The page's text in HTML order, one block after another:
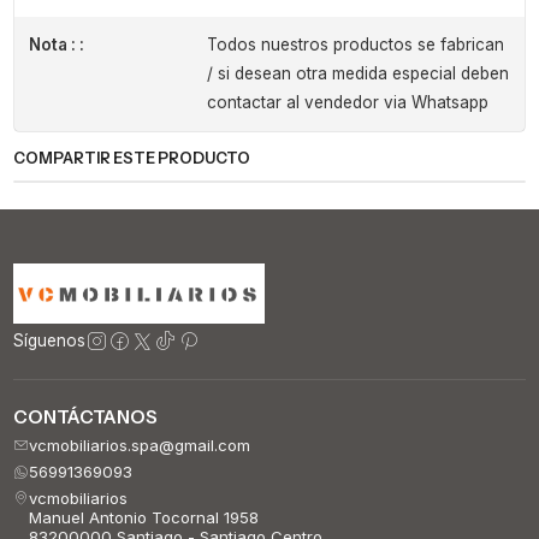
Nota : :
Todos nuestros productos se fabrican
/ si desean otra medida especial deben
contactar al vendedor via Whatsapp
COMPARTIR ESTE PRODUCTO
Síguenos
CONTÁCTANOS
vcmobiliarios.spa@gmail.com
56991369093
vcmobiliarios
Manuel Antonio Tocornal 1958